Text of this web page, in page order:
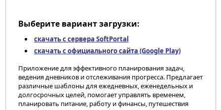
Выберите вариант загрузки:
скачать с сервера SoftPortal
скачать с официального сайта (Google Play)
Приложение для эффективного планирования задач,
ведения дневников и отслеживания прогресса. Предлагает
различные шаблоны для ежедневных, еженедельных и
долгосрочных целей, помогает управлять временем,
планировать питание, работу и финансы, путешествия